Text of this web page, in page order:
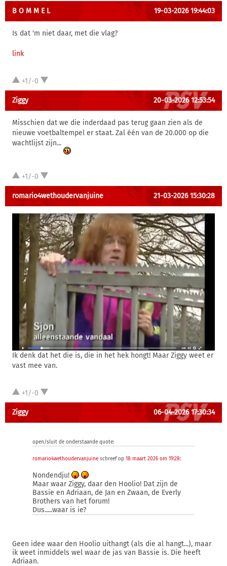
B O M M E L 19-03-2026 19:44:03
Is dat 'm niet daar, met die vlag?
link
+1/-0
Ziggy 20-03-2026 12:53:54
Misschien dat we die inderdaad pas terug gaan zien als de
nieuwe voetbaltempel er staat. Zal één van de 20.000 op die
wachtlijst zijn...
+1/-0
romario4wethoudervanjuine 21-03-2026 15:30:28
Ik denk dat het die is, die in het hek hongt! Maar Ziggy weet er
vast mee van.
+1/-0
Ziggy 06-04-2026 17:30:34
open/sluit de onderstaande quote:
romario4wethoudervanjuine schreef op 18 maart 2026 om 19:28:
Nondendju!
Maar waar Ziggy, daar den Hoolio! Dat zijn de
Bassie en Adriaan, de Jan en Zwaan, de Everly
Brothers van het forum!
Dus.....waar is ie?
Geen idee waar den Hoolio uithangt (als die al hangt...), maar
ik weet inmiddels wel waar de jas van Bassie is. Die heeft
Adriaan.